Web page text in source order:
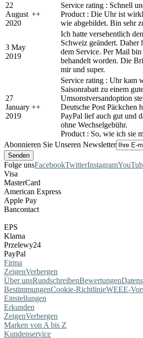
22
August
2020
++
Service rating : Schnell
Product : Die Uhr ist
wie abgebildet. Bin sehr
3 May
2019
Ich hatte versehentlich
Schweiz geändert.
dem Service. Per Mail
behandelt worden. Die
mir und super.
27
January
2019
++
Service rating : Uhr kam
Saisonrabatt zu einem
Umsonstversandoption
Deutsche Post Päckchen
PayPal lief auch gut und
ohne Wechselgebühr.
Product : So, wie ich sie
Abonnieren Sie Unseren Newsletter
Folge unsFacebookTwitterInstagram
Visa
MasterCard
American Express
Apple Pay
Bancontact
EPS
Klarna
Przelewy24
PayPal
Firma
ZeigenVerbergen
Über unsRundschreibenBewertungen
BestimmungenCookie-RichtlinieWEEE-
Einstellungen
Erkunden
ZeigenVerbergen
Marken von A bis Z
Kundenservice